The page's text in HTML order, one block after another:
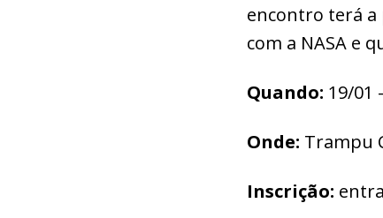
encontro terá a
com a NASA e
Quando: 19/01
Onde: Trampu
Inscrição: